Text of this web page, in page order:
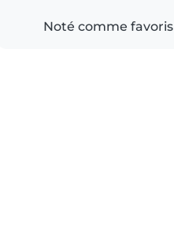
Noté comme favoris